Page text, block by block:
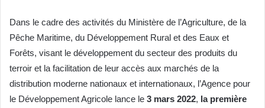
Dans le cadre des activités du Ministère de l’Agriculture, de la
Pêche Maritime, du Développement Rural et des Eaux et
Forêts, visant le développement du secteur des produits du
terroir et la facilitation de leur accès aux marchés de la
distribution moderne nationaux et internationaux, l’Agence pour
le Développement Agricole lance le 3 mars 2022, la première